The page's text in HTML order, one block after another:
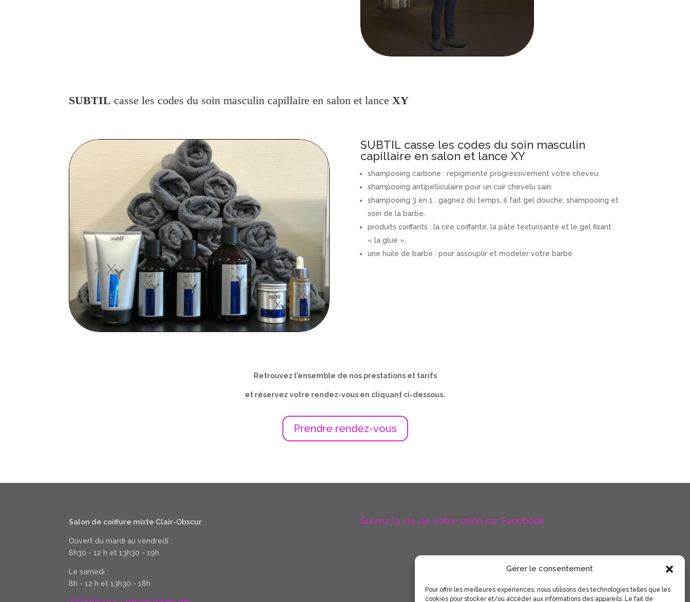
Gérer le consentement
Pour offrir les meilleures expériences, nous utilisons des technologies telles que les
cookies pour stocker et/ou accéder aux informations des appareils. Le fait de
SUBTIL casse les codes du soin masculin capillaire en salon et lance XY
SUBTIL casse les codes du soin masculin
capillaire en salon et lance XY
shampooing carbone : repigmente progressivement votre cheveu.
shampooing antipelliculaire pour un cuir chevelu sain.
shampooing 3 en 1 : gagnez du temps, il fait gel douche, shampooing et
soin de la barbe.
produits coiffants : la cire coiffante, la pâte texturisante et le gel fixant
« la glue ».
une huile de barbe : pour assouplir et modeler votre barbe.
Retrouvez l’ensemble de nos prestations et tarifs
et réservez votre rendez-vous en cliquant ci-dessous.
Prendre rendez-vous
Salon de coiffure mixte Clair-Obscur
Ouvert du mardi au vendredi :
8h30 - 12 h et 13h30 - 19h
Le samedi :
8h - 12 h et 13h30 - 18h
Suivez la vie de votre salon sur Facebook